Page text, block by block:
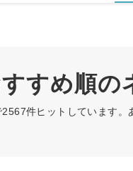
すめ順の
件ヒットしています